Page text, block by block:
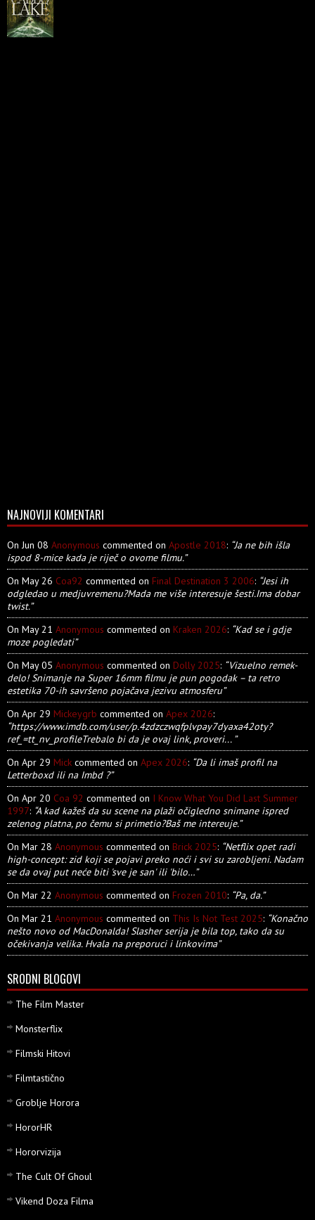
NAJNOVIJI KOMENTARI
On Jun 08 Anonymous commented on Apostle 2018: “Ja ne bih išla
ispod 8-mice kada je riječ o ovome filmu.”
On May 26 Coa92 commented on Final Destination 3 2006: “Jesi ih
odgledao u medjuvremenu?Mada me više interesuje šesti.Ima dobar
twist.”
On May 21 Anonymous commented on Kraken 2026: “Kad se i gdje
moze pogledati”
On May 05 Anonymous commented on Dolly 2025: “Vizuelno remek-
delo! Snimanje na Super 16mm filmu je pun pogodak – ta retro
estetika 70-ih savršeno pojačava jezivu atmosferu”
On Apr 29 Mickeygrb commented on Apex 2026:
“https://www.imdb.com/user/p.4zdzczwqfplvpay7dyaxa42oty?
ref_=tt_nv_profileTrebalo bi da je ovaj link, proveri... ”
On Apr 29 Mick commented on Apex 2026: “Da li imaš profil na
Letterboxd ili na Imbd ?”
On Apr 20 Coa 92 commented on I Know What You Did Last Summer
1997: “A kad kažeš da su scene na plaži očigledno snimane ispred
zelenog platna, po čemu si primetio?Baš me intereuje.”
On Mar 28 Anonymous commented on Brick 2025: “Netflix opet radi
high-concept: zid koji se pojavi preko noći i svi su zarobljeni. Nadam
se da ovaj put neće biti 'sve je san' ili 'bilo…”
On Mar 22 Anonymous commented on Frozen 2010: “Pa, da.”
On Mar 21 Anonymous commented on This Is Not Test 2025: “Konačno
nešto novo od MacDonalda! Slasher serija je bila top, tako da su
očekivanja velika. Hvala na preporuci i linkovima”
SRODNI BLOGOVI
The Film Master
Monsterflix
Filmski Hitovi
Filmtastično
Groblje Horora
HororHR
Hororvizija
The Cult Of Ghoul
Vikend Doza Filma